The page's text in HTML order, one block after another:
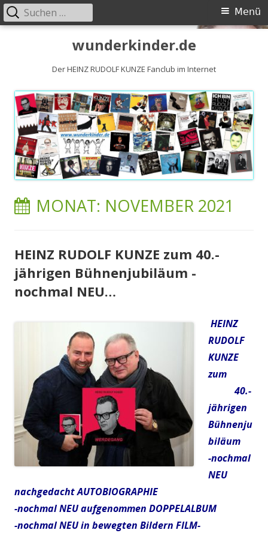
wunderkinder.de
Der HEINZ RUDOLF KUNZE Fanclub im Internet
Primäres
Menü
Suchen
nach:
MONAT: NOVEMBER 2021
HEINZ RUDOLF KUNZE zum 40.-
jährigen Bühnenjubiläum -
nochmal NEU…
HEINZ
RUDOLF
KUNZE
zum
40.-
jährigen
Bühnenju
biläum
-nochmal
NEU
nachgedacht AUTOBIOGRAPHIE
-nochmal NEU aufgenommen DOPPELALBUM
-nochmal NEU in bewegten Bildern FILM-